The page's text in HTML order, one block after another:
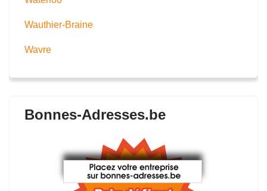
Wauthier-Braine
Wavre
Bonnes-Adresses.be